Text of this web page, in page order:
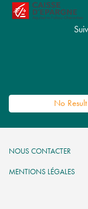
No Result
NOUS CONTACTER
MENTIONS LÉGALES